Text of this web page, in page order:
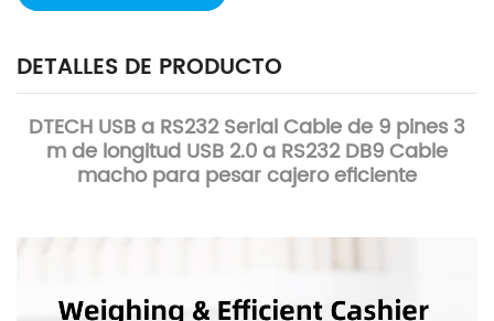
DETALLES DE PRODUCTO
DTECH USB a RS232 Serial Cable de 9 pines 3
m de longitud USB 2.0 a RS232 DB9 Cable
macho para pesar cajero eficiente